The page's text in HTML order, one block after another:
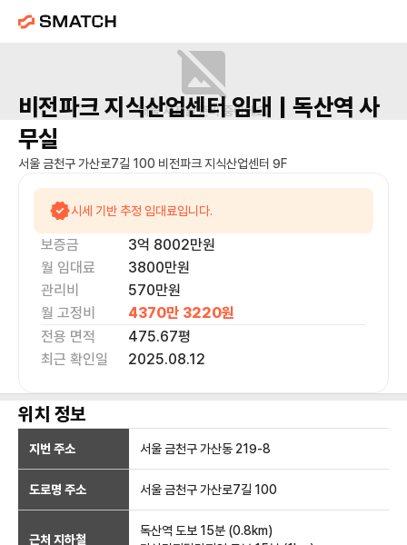
매물 사진을 준비 중이에요.
비전파크 지식산업센터임대 | 독산역 사
무실
서울 금천구 가산로7길 100 비전파크 지식산업센터 9F
시세 기반 추정 임대료입니다.
보증금 3억 8002만원
월 임대료
3800만원
관리비
570만원
월 고정비
4370만 3220원
전용 면적
475.67평
최근 확인일
2025.08.12
위치 정보
지번 주소 서울 금천구 가산동 219-8
도로명 주소 서울 금천구 가산로7길 100
근처 지하철
독산역 도보 15분 (0.8km)